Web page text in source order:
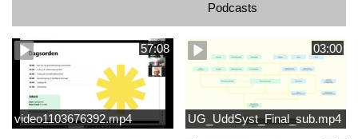
Podcasts
57:08
video1103676392.mp4
03:00
UG_UddSyst_Final_sub.mp4